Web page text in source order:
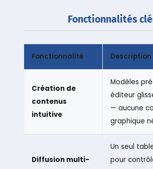
Fonctionnalités
Fonctionnalité Description
Création de
contenus
intuitive
Modèles
éditeur
— aucune
graphique
Diffusion multi-
Un seul
pour